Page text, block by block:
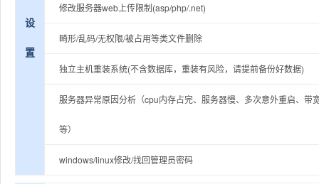
设
置
修改服务器web上传限制(asp/php/.net)
畸形/乱码/无权限/被占用等类文件删除
独立主机重装系统(不含数据库，重装有风险，请提前备份好数据)
服务器异常原因分析（cpu内存占完、服务器慢、多次意外重启、带
等）
windows/linux修改/找回管理员密码